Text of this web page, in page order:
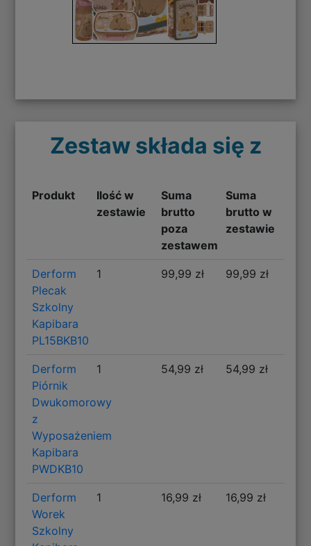
Zestaw składa się z
Produkt
Ilość w
zestawie
Suma
brutto
poza
zestawem
Suma
brutto w
zestawie
Derform
Plecak
Szkolny
Kapibara
PL15BKB10
1 99,99 zł 99,99 zł
Derform
Piórnik
Dwukomorowy
z
Wyposażeniem
Kapibara
PWDKB10
1 54,99 zł 54,99 zł
Derform
Worek
Szkolny
1 16,99 zł 16,99 zł